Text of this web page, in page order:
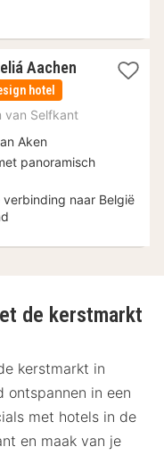
Aachen2
nachten
130
hotel
van Selfkant
Aken
panoramisch
naar België
de kerstmarkt
kerstmarkt in
ontspannen in een
met hotels in de
en maak van je